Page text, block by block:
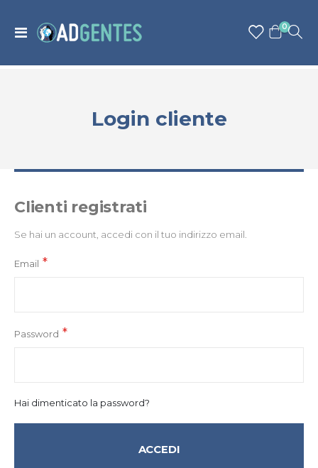
Toggle
Nav
Cart
0articolo
Login cliente
Clienti registrati
Se hai un account, accedi con il tuo indirizzo email.
Email
Password
Hai dimenticato la password?
ACCEDI